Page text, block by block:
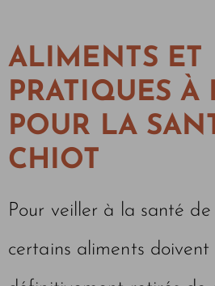
ALIMENTS ET
PRATIQUES À
POUR LA
CHIOT
Pour veiller à la santé
certains aliments doivent